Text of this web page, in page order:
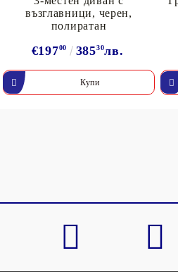
възглавници, черен,
полиратан
€19700 38530лв.